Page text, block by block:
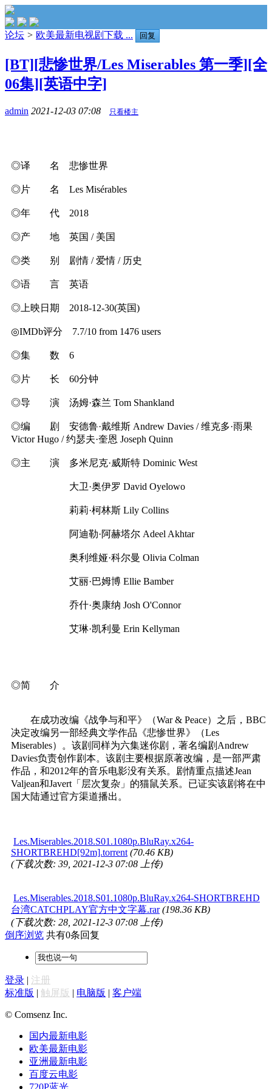
论坛 > 欧美最新电视剧下载 ... 回复
[BT][悲惨世界/Les Miserables 第一季][全
06集][英语中字]
admin 2021-12-03 07:08 只看楼主
◎译 名 悲惨世界
◎片 名 Les Misérables
◎年 代 2018
◎产 地 英国 / 美国
◎类 别 剧情 / 爱情 / 历史
◎语 言 英语
◎上映日期 2018-12-30(英国)
◎IMDb评分 7.7/10 from 1476 users
◎集 数 6
◎片 长 60分钟
◎导 演 汤姆·森兰 Tom Shankland
◎编 剧 安德鲁·戴维斯 Andrew Davies / 维克多·雨果
Victor Hugo / 约瑟夫·奎恩 Joseph Quinn
◎主 演 多米尼克·威斯特 Dominic West
大卫·奥伊罗 David Oyelowo
莉莉·柯林斯 Lily Collins
阿迪勒·阿赫塔尔 Adeel Akhtar
奥利维娅·科尔曼 Olivia Colman
艾丽·巴姆博 Ellie Bamber
乔什·奥康纳 Josh O'Connor
艾琳·凯利曼 Erin Kellyman
◎简 介
在成功改编《战争与和平》（War & Peace）之后，BBC
决定改编另一部经典文学作品《悲惨世界》（Les
Miserables）。该剧同样为六集迷你剧，著名编剧Andrew
Davies负责创作剧本。该剧主要根据原著改编，是一部严肃
作品，和2012年的音乐电影没有关系。剧情重点描述Jean
Valjean和Javert「层次复杂」的猫鼠关系。已证实该剧将在中
国大陆通过官方渠道播出。
Les.Miserables.2018.S01.1080p.BluRay.x264-
SHORTBREHD[92m].torrent (70.46 KB)
(下载次数: 39, 2021-12-3 07:08 上传)
Les.Miserables.2018.S01.1080p.BluRay.x264-SHORTBREHD
台湾CATCHPLAY官方中文字幕.rar (198.36 KB)
(下载次数: 28, 2021-12-3 07:08 上传)
倒序浏览 共有0条回复
登录 | 注册
标准版 | 触屏版 | 电脑版 | 客户端
© Comsenz Inc.
国内最新电影
欧美最新电影
亚洲最新电影
百度云电影
720P蓝光